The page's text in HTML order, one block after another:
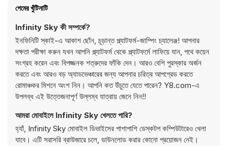
গেমের খুঁটিনাটি
Infinity Sky কী সম্পর্কে?
ইনফিনিটি স্কাই-এ আকাশ ছোঁন, চূড়ান্ত প্ল্যাটফর্ম-জাম্পিং চ্যালেঞ্জ! আপনার
দক্ষতা পরীক্ষা করুন যখন আপনি প্ল্যাটফর্ম থেকে প্ল্যাটফর্মে লাফিয়ে যান, পথে কয়েন
সংগ্রহ করেন এবং বিপজ্জনক শত্রুদের ফাঁকি দেন। আরও বেশি পুরস্কার অর্জন
করতে এবং আরও বড় অ্যাডভেঞ্চারের জন্য আপনার চরিত্র আপগ্রেড করতে
রোমাঞ্চকর মিশনে অংশ নিন। আপনি কত উঁচুতে যেতে পারেন? Y8.com-এ
উপলব্ধ এই উত্তেজনাপূর্ণ উল্লম্ব যাত্রায় জেনে নিন!!
আমরা মোবাইলে Infinity Sky খেলতে পারি?
হ্যাঁ, Infinity Sky মোবাইল ডিভাইসের পাশাপাশি ডেস্কটপ কম্পিউটারেও খেলা
যাবে। এটি সরাসরি ব্রাউজারে চলে, ডাউনলোড করার কোনো প্রয়োজন নেই।